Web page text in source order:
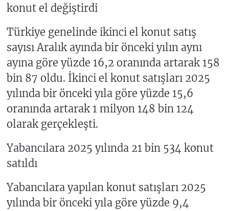
konut el değiştirdi
Türkiye genelinde ikinci el konut satış
sayısı Aralık ayında bir önceki yılın aynı
ayına göre yüzde 16,2 oranında artarak 158
bin 87 oldu. İkinci el konut satışları 2025
yılında bir önceki yıla göre yüzde 15,6
oranında artarak 1 milyon 148 bin 124
olarak gerçekleşti.
Yabancılara 2025 yılında 21 bin 534 konut
satıldı
Yabancılara yapılan konut satışları 2025
yılında bir önceki yıla göre yüzde 9,4